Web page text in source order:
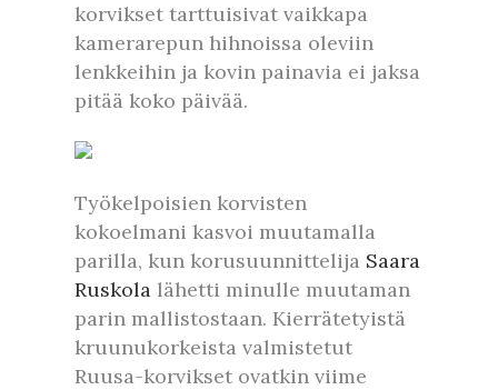
korvikset tarttuisivat vaikkapa
kamerarepun hihnoissa oleviin
lenkkeihin ja kovin painavia ei jaksa
pitää koko päivää.
Työkelpoisien korvisten
kokoelmani kasvoi muutamalla
parilla, kun korusuunnittelija Saara
Ruskola lähetti minulle muutaman
parin mallistostaan. Kierrätetyistä
kruunukorkeista valmistetut
Ruusa-korvikset ovatkin viime